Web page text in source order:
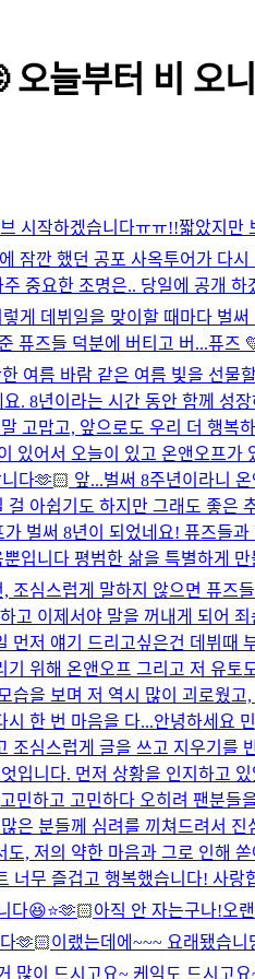
늘부터 비 오
시작하겠습니다ㅠㅠ!!짧았지만
잠깐 했던 공포 사옥투어가
중요한 조명은.. 당일에 공개
게 데뷔일을 맞이할 때마다 벌
퓨즈들 덕분에 버티고 버...퓨즈
여름 바람 같은 여름 빛을 선
. 8년이라는 시간 동안 함께 성
고맙고, 앞으로도 우리 더 행복
있어서 오늘이 있고 온앤오프
다🫶🏻 앞...벌써 8주년이라니
아쉽기도 하지만 그래도 좋은
벌써 8년이 되었네요! 퓨즈들과
입니다 평범한 삶을 특별하게
심스럽게 말하지 않으면 퓨
이제서야 말을 꺼내게 되어
저 얘기 드리고싶은건 데뷔
위해 온앤오프 그리고 저 유토
을 보며 저 역시 많이 괴로웠
시 한 번 마음을 다...안녕하세요
심스럽게 글을 쓰고 지우기
입니다. 먼저 상황을 인지하고
하고 고민하다 오히려 팬분
은 분들께 심려를 끼쳐드려서
, 저의 약한 마음과 그로 인해
너무 즐겁고 행복했습니다! 사
다😆⭐️🫶🏻아직 안 자는구나!오
🫶🏻이랬는데에~~~ 요래됐습니
이 드시고요~ 케익도 드시고